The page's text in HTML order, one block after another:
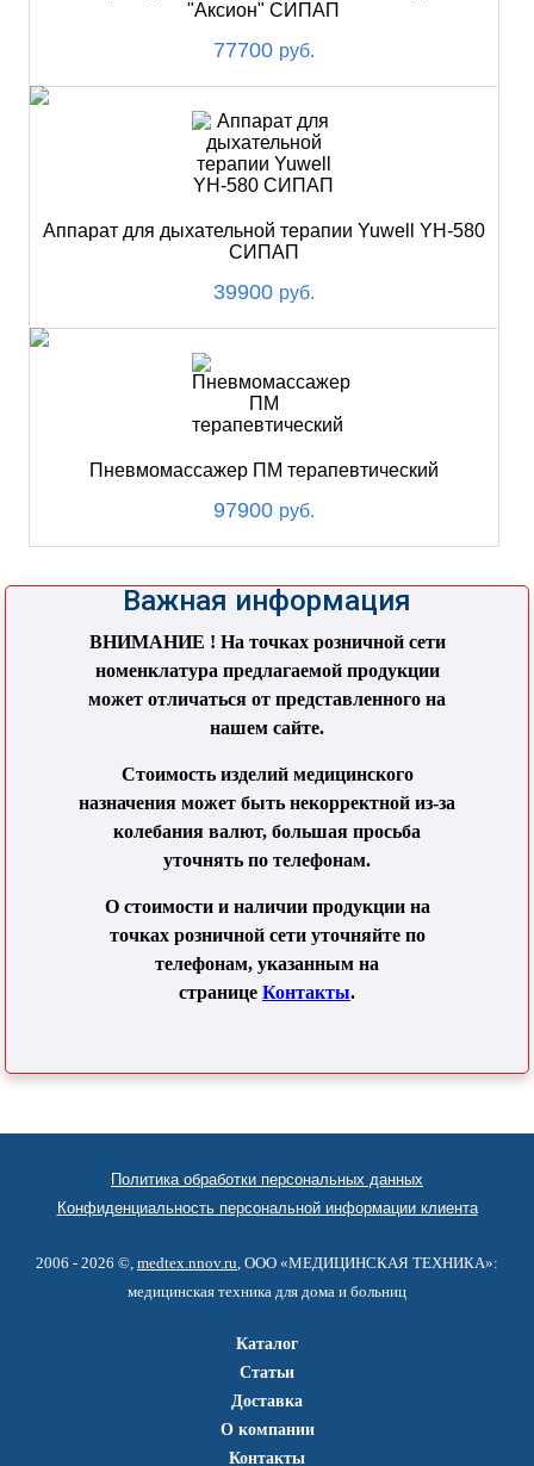
"Аксион" СИПАП
77700 руб.
Аппарат для дыхательной терапии Yuwell YH-580
СИПАП
39900 руб.
Пневмомассажер ПМ терапевтический
97900 руб.
Важная информация
ВНИМАНИЕ ! На точках розничной сети
номенклатура предлагаемой продукции
может отличаться от представленного на
нашем сайте.
Стоимость изделий медицинского
назначения может быть некорректной из-за
колебания валют, большая просьба
уточнять по телефонам.
О стоимости и наличии продукции на
точках розничной сети уточняйте по
телефонам, указанным на
странице Контакты.
Политика обработки персональных данных
Конфиденциальность персональной информации клиента
2006 - 2026 ©, medtex.nnov.ru , ООО «МЕДИЦИНСКАЯ ТЕХНИКА»:
медицинская техника для дома и больниц
Каталог
Статьи
Доставка
О компании
Контакты